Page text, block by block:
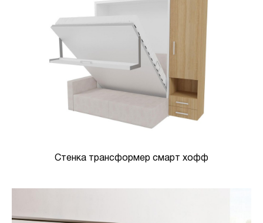
Стенка трансформер смарт хофф